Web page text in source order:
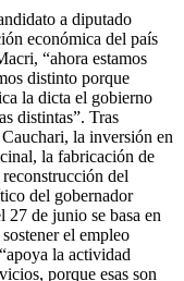
a diputado
económica del país
“ahora estamos
distinto porque
la dicta el gobierno
distintas”. Tras
la inversión en
la fabricación de
del
del gobernador
27 de junio se basa en
el empleo
la actividad
porque esas son